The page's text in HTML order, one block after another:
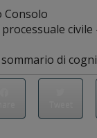
Consolo
civile
di